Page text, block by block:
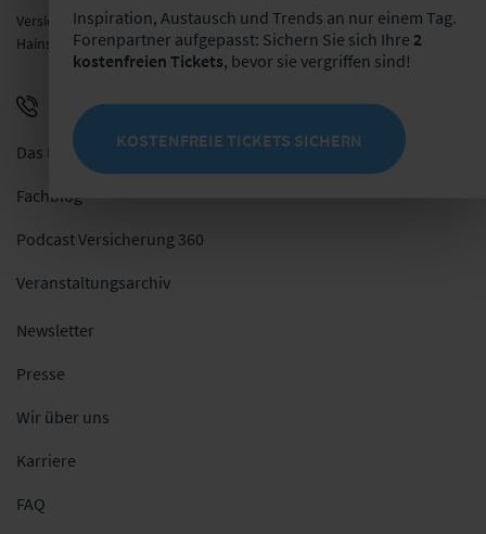
Inspiration, Austausch und Trends an nur einem Tag.
Forenpartner aufgepasst: Sichern Sie sich Ihre 2
kostenfreien Tickets, bevor sie vergriffen sind!
KOSTENFREIE TICKETS SICHERN
Versicherungsforen Leipzig GmbH
Hainstraße 16, 04109 Leipzig
+49 341 98988-0 E-Mail schreiben
Das Netzwerk
Fachblog
Podcast Versicherung 360
Veranstaltungsarchiv
Newsletter
Presse
Wir über uns
Karriere
FAQ